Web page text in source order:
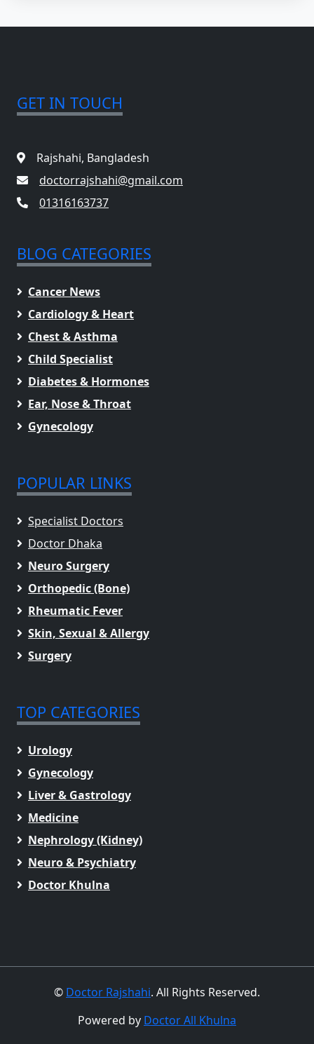
GET IN TOUCH
Rajshahi, Bangladesh
doctorrajshahi@gmail.com
01316163737
BLOG CATEGORIES
Cancer News
Cardiology & Heart
Chest & Asthma
Child Specialist
Diabetes & Hormones
Ear, Nose & Throat
Gynecology
POPULAR LINKS
Specialist Doctors
Doctor Dhaka
Neuro Surgery
Orthopedic (Bone)
Rheumatic Fever
Skin, Sexual & Allergy
Surgery
TOP CATEGORIES
Urology
Gynecology
Liver & Gastrology
Medicine
Nephrology (Kidney)
Neuro & Psychiatry
Doctor Khulna
© Doctor Rajshahi. All Rights Reserved.
Powered by Doctor All Khulna